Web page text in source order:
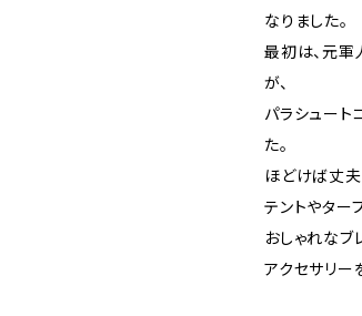
なりました。
最初は、元軍
が、
パラシュート
た。
ほどけば丈夫
テントやター
おしゃれなブ
アクセサリー